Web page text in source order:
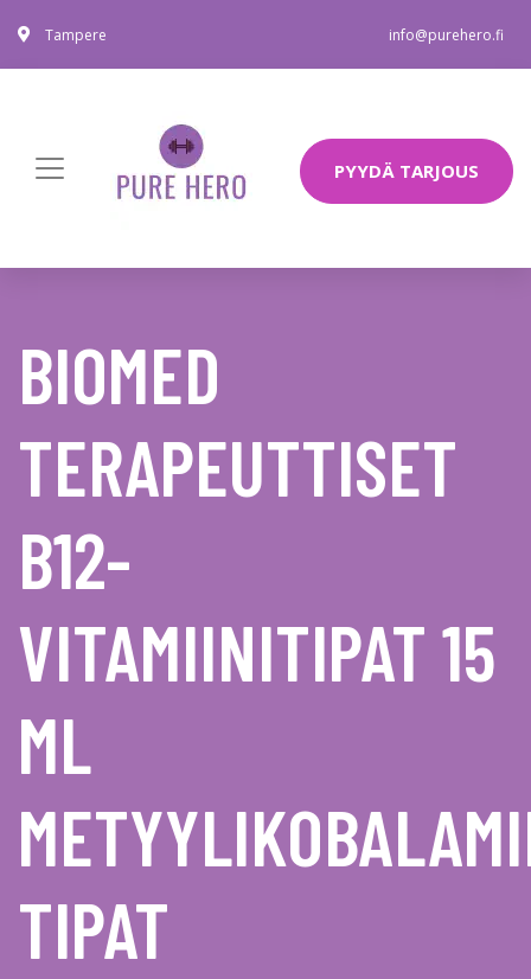
Tampere info@purehero.fi
PYYDÄ TARJOUS
BIOMED
TERAPEUTTISET
B12-
VITAMIINITIPAT 15
ML
TIPAT